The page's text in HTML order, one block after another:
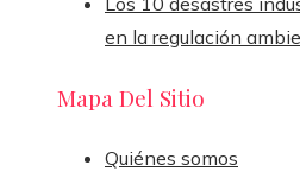
en la regulación
Mapa Del Sitio
Quiénes somos